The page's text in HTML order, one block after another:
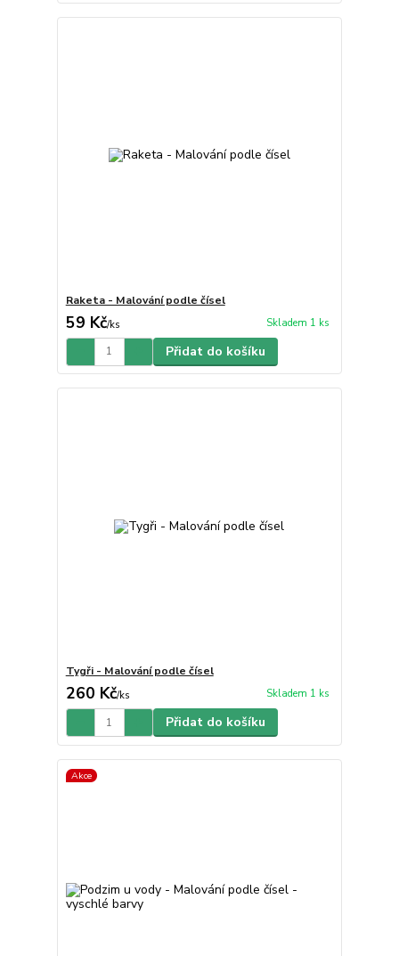
Raketa - Malování podle čísel
59 Kč/ks Skladem 1 ks
Přidat do košíku
Tygři - Malování podle čísel
260 Kč/ks Skladem 1 ks
Přidat do košíku
Akce